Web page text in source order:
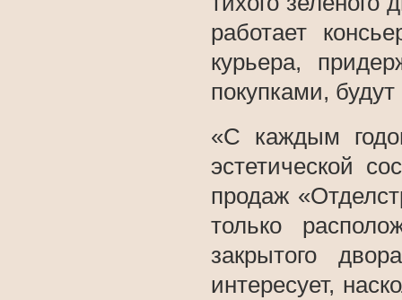
работает
курьера,
покупками,
«С каждым
эстетической
продаж
только
закрытого
интересует,